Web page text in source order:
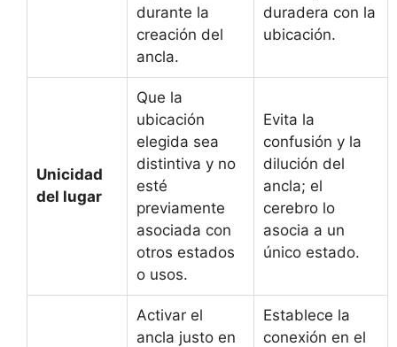
durante la
creación del
ancla.
duradera con la
ubicación.
Unicidad
del lugar
Que la
ubicación
elegida sea
distintiva y no
esté
previamente
asociada con
otros estados
o usos.
Evita la
confusión y la
dilución del
ancla; el
cerebro lo
asocia a un
único estado.
Activar el
ancla justo en
Establece la
conexión en el